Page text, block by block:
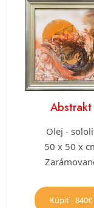
Abstrakt
Olej -
50 x 50 x
Kúpiť - 840€